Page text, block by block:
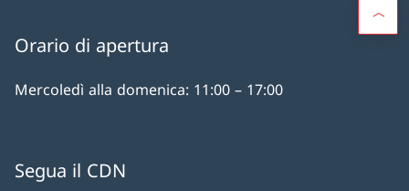
Orario di apertura
Mercoledì alla domenica: 11:00 – 17:00
Segua il CDN